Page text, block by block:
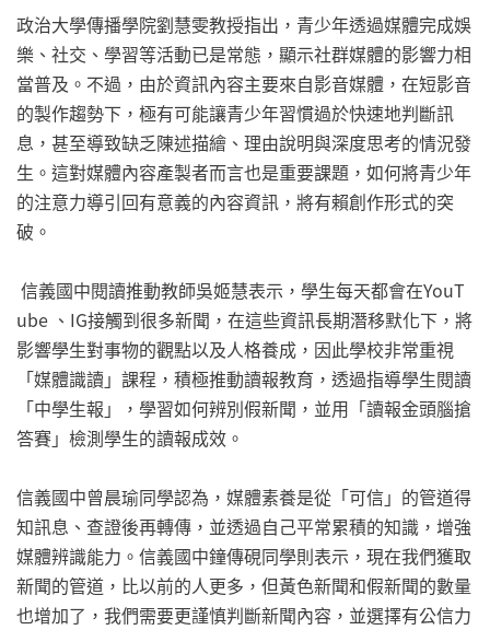
政治大學傳播學院劉慧雯教授指出，青少年透過媒體完成娛
樂、社交、學習等活動已是常態，顯示社群媒體的影響力相
當普及。不過，由於資訊內容主要來自影音媒體，在短影音
的製作趨勢下，極有可能讓青少年習慣過於快速地判斷訊
息，甚至導致缺乏陳述描繪、理由說明與深度思考的情況發
生。這對媒體內容產製者而言也是重要課題，如何將青少年
的注意力導引回有意義的內容資訊，將有賴創作形式的突
破。
信義國中閱讀推動教師吳姬慧表示，學生每天都會在YouT
ube 、IG接觸到很多新聞，在這些資訊長期潛移默化下，將
影響學生對事物的觀點以及人格養成，因此學校非常重視
「媒體識讀」課程，積極推動讀報教育，透過指導學生閱讀
「中學生報」，學習如何辨別假新聞，並用「讀報金頭腦搶
答賽」檢測學生的讀報成效。
信義國中曾晨瑜同學認為，媒體素養是從「可信」的管道得
知訊息、查證後再轉傳，並透過自己平常累積的知識，增強
媒體辨識能力。信義國中鐘傳硯同學則表示，現在我們獲取
新聞的管道，比以前的人更多，但黃色新聞和假新聞的數量
也增加了，我們需要更謹慎判斷新聞內容，並選擇有公信力